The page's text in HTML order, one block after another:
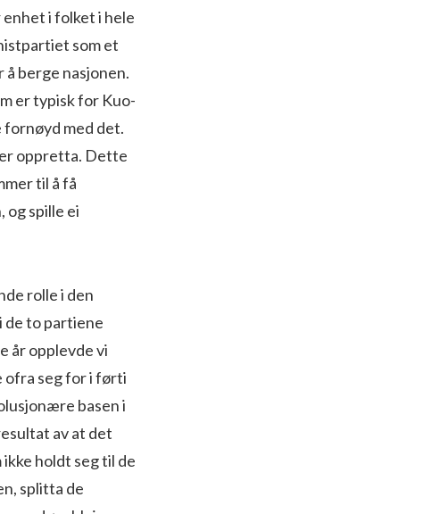
i folket i hele
som et
berge nasjonen.
er typisk for Kuo­
fornøyd med det.
oppretta. Dette
til å få
og spille ei
rolle i den
de to partiene
år opplevde vi
ofra seg for i førti
basen i
av at det
holdt seg til de
splitta de